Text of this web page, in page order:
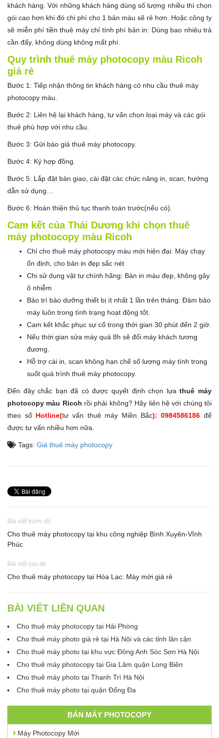
khách hàng. Với những khách hàng dùng số lượng nhiều thì chọn
gói cao hơn khi đó chi phí cho 1 bản màu sẽ rẻ hơn. Hoặc công ty
sẽ miễn phí tiền thuê máy chỉ tính phí bản in: Dùng bao nhiêu trả
cần đấy, không dùng không mất phí.
Quy trình thuê máy photocopy màu Ricoh
giá rẻ
Bước 1: Tiếp nhận thông tin khách hàng có nhu cầu thuê máy
photocopy màu.
Bước 2: Liên hệ lại khách hàng, tư vấn chọn loại máy và các gói
thuê phù hợp với nhu cầu.
Bước 3: Gửi báo giá thuê máy photocopy.
Bước 4: Ký hợp đồng.
Bước 5: Lắp đặt bàn giao, cài đặt các chức năng in, scan; hướng
dẫn sử dụng…
Bước 6: Hoàn thiện thủ tục thanh toán trước(nếu có).
Cam kết của Thái Dương khi chọn thuê
máy photocopy màu Ricoh
Chỉ cho thuê máy photocopy màu mới hiện đại: Máy chạy
ổn định, cho bản in đẹp sắc nét
Chi sử dụng vật tư chính hãng: Bản in màu đẹp, không gây
ô nhiễm
Bảo trì bảo dưỡng thiết bị ít nhất 1 lần trên tháng: Đảm bảo
máy luôn trong tình trạng hoạt động tốt.
Cam kết khắc phục sự cố trong thời gian 30 phút đến 2 giờ.
Nếu thời gian sửa máy quá 8h sẽ đổi máy khách tương
đương.
Hỗ trợ cài in, scan không hạn chế số lượng máy tính trong
suốt quá trình thuê máy photocopy.
Đến đây chắc bạn đã có được quyết định chọn lựathuê máy
photocopy màu Ricoh rồi phải không? Hãy liên hệ với chúng tôi
theo số Hotline(tư vấn thuê máy Miền Bắc): 0984586186 để
được tư vấn nhiều hơn nữa.
Tags: Giá thuê máy photocopy
Bài viết trước đó
Cho thuê máy photocopy tại khu công nghiệp Bình Xuyên-Vĩnh
Phúc
Bài viết sau đó
Cho thuê máy photocopy tại Hòa Lạc: Máy mới giá rẻ
BÀI VIẾT LIÊN QUAN
Cho thuê máy photocopy tại Hải Phòng
Cho thuê máy photo giá rẻ tại Hà Nội và các tỉnh lân cận
Cho thuê máy photo tại khu vực Đông Anh Sóc Sơn Hà Nội
Cho thuê máy photocopy tại Gia Lâm quận Long Biên
Cho thuê máy photo tại Thanh Trì Hà Nội
Cho thuê máy photo tại quận Đống Đa
BÁN MÁY PHOTOCOPY
Máy Photocopy Mới